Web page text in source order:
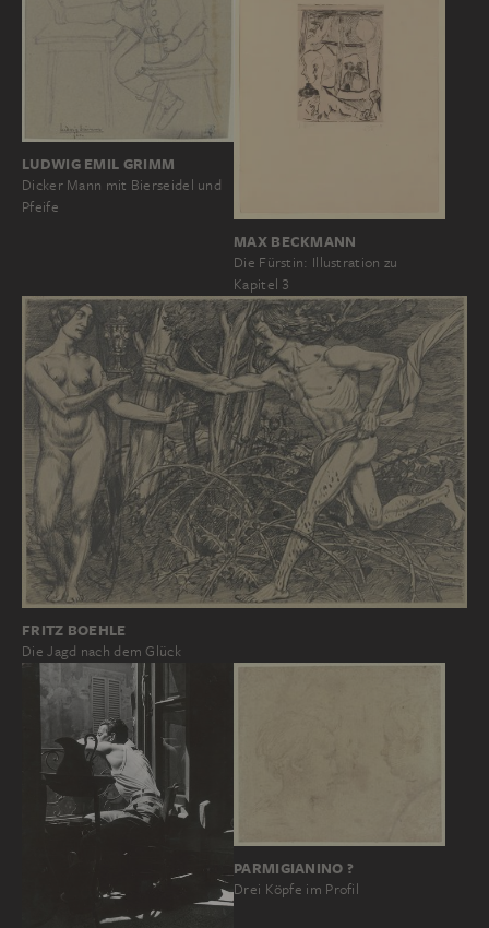
LUDWIG EMIL GRIMM
Dicker Mann mit Bierseidel und
Pfeife
MAX BECKMANN
Die Fürstin: Illustration zu
Kapitel 3
FRITZ BOEHLE
Die Jagd nach dem Glück
PARMIGIANINO ?
Drei Köpfe im Profil